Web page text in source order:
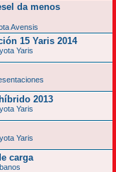
da menos
Avensis
15 Yaris 2014
Yaris
2013
Yaris
Yaris
carga